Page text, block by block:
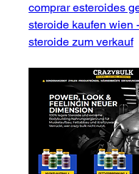
comprar esteroides
steroide kaufen wien
steroide zum verkauf